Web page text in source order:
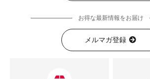
お得な最新情報をお届け
メルマガ登録